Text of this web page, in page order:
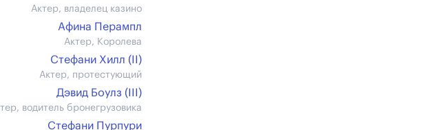
Актер, владелец казино
Афина Перампл
Актер, Королева
Стефани Хилл (II)
Актер, протестующий
Дэвид Боулз (III)
водитель бронегрузовика
Стефани Пурпури